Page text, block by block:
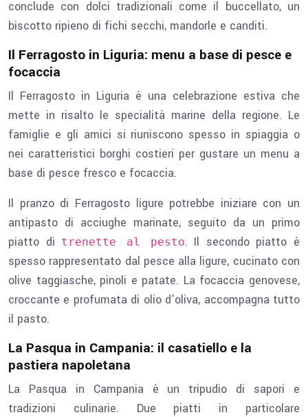
conclude con dolci tradizionali come il buccellato, un
biscotto ripieno di fichi secchi, mandorle e canditi.
Il Ferragosto in Liguria: menu a base di pesce e
focaccia
Il Ferragosto in Liguria è una celebrazione estiva che
mette in risalto le specialità marine della regione. Le
famiglie e gli amici si riuniscono spesso in spiaggia o
nei caratteristici borghi costieri per gustare un menu a
base di pesce fresco e focaccia.
Il pranzo di Ferragosto ligure potrebbe iniziare con un
antipasto di acciughe marinate, seguito da un primo
piatto di trenette al pesto. Il secondo piatto è
spesso rappresentato dal pesce alla ligure, cucinato con
olive taggiasche, pinoli e patate. La focaccia genovese,
croccante e profumata di olio d’oliva, accompagna tutto
il pasto.
La Pasqua in Campania: il casatiello e la
pastiera napoletana
La Pasqua in Campania è un tripudio di sapori e
tradizioni culinarie. Due piatti in particolare